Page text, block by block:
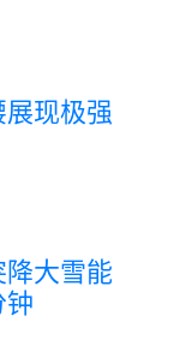
现极强
大雪能
钟